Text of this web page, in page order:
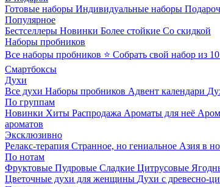
Готовые наборы Индивидуальные наборы
Популярное
Бестселлеры Новинки Более стойкие Со скидкой
Наборы пробников
Все наборы пробников ⭐ Собрать свой набор из
Смартбоксы
Духи
Все духи Наборы пробников Адвент календари
По группам
Новинки Хиты Распродажа Ароматы для неё
ароматов
Эксклюзивно
Релакс-терапия Странное, но гениальное Азия в
По нотам
Фруктовые Пудровые Сладкие Цитрусовые
Цветочные духи для женщины Духи с древесно-